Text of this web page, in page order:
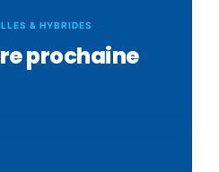
& HYBRIDES
prochaine